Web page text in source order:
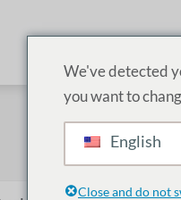
We've detected
you want to
English
Close and do not